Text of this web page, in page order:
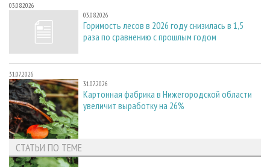
03.08.2026
03.08.2026
Горимость лесов в 2026 году снизилась в 1,5
раза по сравнению с прошлым годом
31.07.2026
31.07.2026
Картонная фабрика в Нижегородской области
увеличит выработку на 26%
СТАТЬИ ПО ТЕМЕ